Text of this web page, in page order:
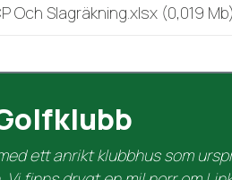
Och Slagräkning.xlsx (0,019 Mb)
ett anrikt klubbhus som